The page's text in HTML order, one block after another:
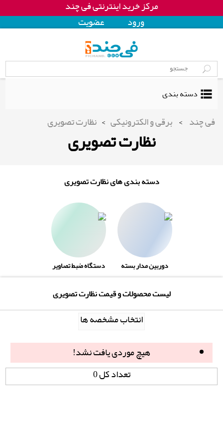
مرکز خرید اینترنتی فی چند
ورود
عضويت
دسته بندی
فی چند > برقی و الکترونیکی > نظارت تصویری
نظارت تصویری
دسته بندی های نظارت تصویری
دوربین مدار بسته دستگاه ضبط تصاویر
لیست محصولات و قیمت نظارت تصویری
انتخاب مشخصه ها
هیچ موردی یافت نشد!
تعداد کل 0